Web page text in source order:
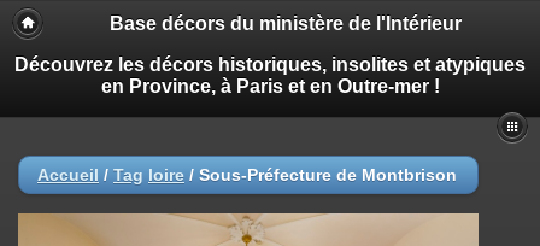
Base décors du ministère de l'Intérieur
Découvrez les décors historiques, insolites et atypiques
en Province, à Paris et en Outre-mer !
Accueil / Tag loire / Sous-Préfecture de Montbrison